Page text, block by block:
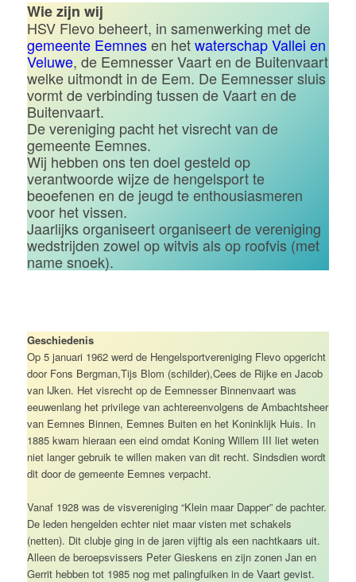
Wie zijn wij
HSV Flevo beheert, in samenwerking met de
gemeente Eemnesen hetwaterschap Vallei en
Veluwe, de Eemnesser Vaart en de Buitenvaart
welke uitmondt in de Eem. De Eemnesser sluis
vormt de verbinding tussen de Vaart en de
Buitenvaart.
De vereniging pacht het visrecht van de
gemeente Eemnes.
Wij hebben ons ten doel gesteld op
verantwoorde wijze de hengelsport te
beoefenen en de jeugd te enthousiasmeren
voor het vissen.
Jaarlijks organiseert organiseert de vereniging
wedstrijden zowel op witvis als op roofvis (met
name snoek).
Geschiedenis
Op 5 januari 1962 werd de Hengelsportvereniging Flevo opgericht
door Fons Bergman,Tijs Blom (schilder),Cees de Rijke en Jacob
van IJken. Het visrecht op de Eemnesser Binnenvaart was
eeuwenlang het privilege van achtereenvolgens de Ambachtsheer
van Eemnes Binnen, Eemnes Buiten en het Koninklijk Huis. In
1885 kwam hieraan een eind omdat Koning Willem III liet weten
niet langer gebruik te willen maken van dit recht. Sindsdien wordt
dit door de gemeente Eemnes verpacht.
Vanaf 1928 was de visvereniging “Klein maar Dapper” de pachter.
De leden hengelden echter niet maar visten met schakels
(netten). Dit clubje ging in de jaren vijftig als een nachtkaars uit.
Alleen de beroepsvissers Peter Gieskens en zijn zonen Jan en
Gerrit hebben tot 1985 nog met palingfuiken in de Vaart gevist.